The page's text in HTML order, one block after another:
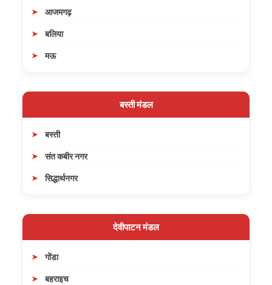
आजमगढ़
बलिया
मऊ
बस्ती मंडल
बस्ती
संत कबीर नगर
सिद्धार्थनगर
देवीपाटन मंडल
गोंडा
बहराइच